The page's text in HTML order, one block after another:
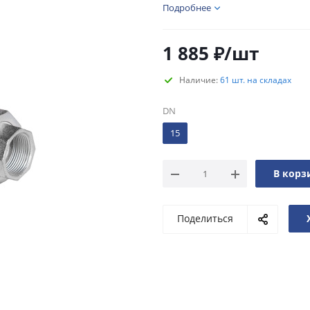
Подробнее
1 885 ₽/шт
Наличие:61 шт. на складах
DN
15
В
Поделиться